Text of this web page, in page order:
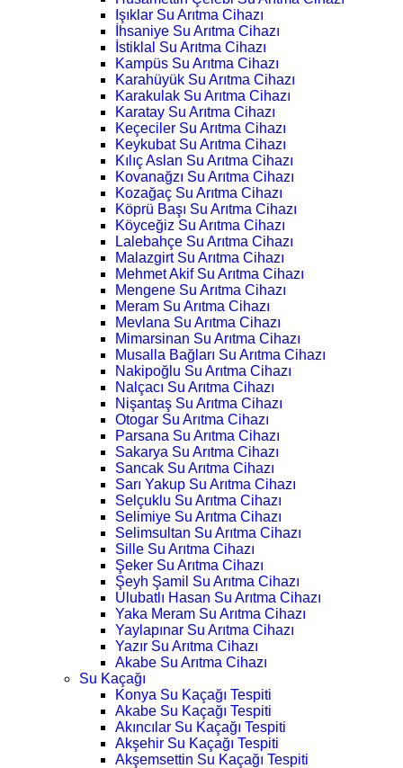
Işıklar Su Arıtma Cihazı
İhsaniye Su Arıtma Cihazı
İstiklal Su Arıtma Cihazı
Kampüs Su Arıtma Cihazı
Karahüyük Su Arıtma Cihazı
Karakulak Su Arıtma Cihazı
Karatay Su Arıtma Cihazı
Keçeciler Su Arıtma Cihazı
Keykubat Su Arıtma Cihazı
Kılıç Aslan Su Arıtma Cihazı
Kovanağzı Su Arıtma Cihazı
Kozağaç Su Arıtma Cihazı
Köprü Başı Su Arıtma Cihazı
Köyceğiz Su Arıtma Cihazı
Lalebahçe Su Arıtma Cihazı
Malazgirt Su Arıtma Cihazı
Mehmet Akif Su Arıtma Cihazı
Mengene Su Arıtma Cihazı
Meram Su Arıtma Cihazı
Mevlana Su Arıtma Cihazı
Mimarsinan Su Arıtma Cihazı
Musalla Bağları Su Arıtma Cihazı
Nakipoğlu Su Arıtma Cihazı
Nalçacı Su Arıtma Cihazı
Nişantaş Su Arıtma Cihazı
Otogar Su Arıtma Cihazı
Parsana Su Arıtma Cihazı
Sakarya Su Arıtma Cihazı
Sancak Su Arıtma Cihazı
Sarı Yakup Su Arıtma Cihazı
Selçuklu Su Arıtma Cihazı
Selimiye Su Arıtma Cihazı
Selimsultan Su Arıtma Cihazı
Sille Su Arıtma Cihazı
Şeker Su Arıtma Cihazı
Şeyh Şamil Su Arıtma Cihazı
Ulubatlı Hasan Su Arıtma Cihazı
Yaka Meram Su Arıtma Cihazı
Yaylapınar Su Arıtma Cihazı
Yazır Su Arıtma Cihazı
Akabe Su Arıtma Cihazı
Su Kaçağı
Konya Su Kaçağı Tespiti
Akabe Su Kaçağı Tespiti
Akıncılar Su Kaçağı Tespiti
Akşehir Su Kaçağı Tespiti
Akşemsettin Su Kaçağı Tespiti